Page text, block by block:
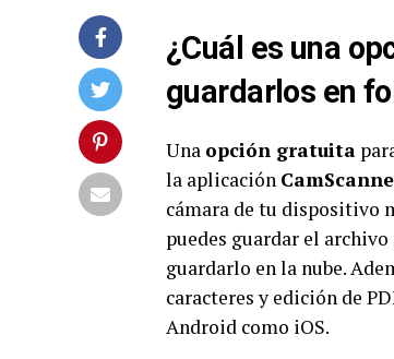
¿Cuál es una
guardarlos en
Una opción gratuita
la aplicación
cámara de tu dispositivo
puedes guardar el
guardarlo en la nube.
caracteres y edición de
Android como iOS.